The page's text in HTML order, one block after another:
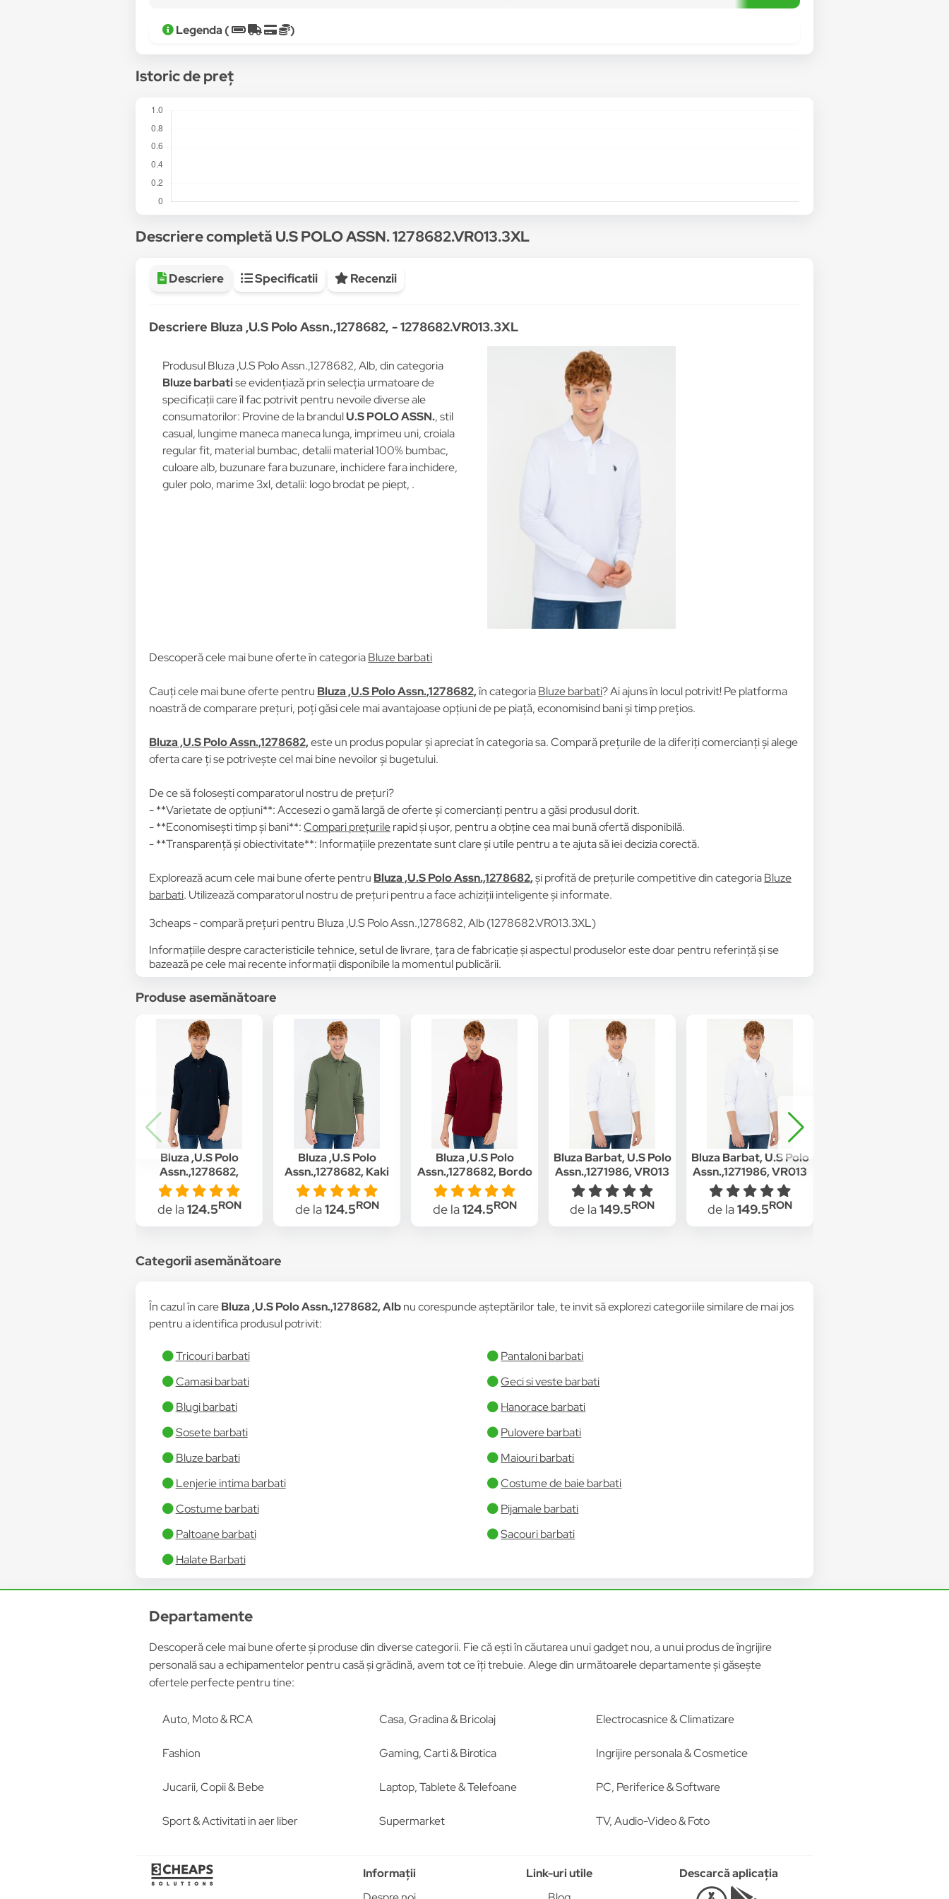
Legenda ( )
Istoric de preț
Descriere completă U.S POLO ASSN. 1278682.VR013.3XL
Descriere Specificatii Recenzii
Descriere Bluza ,U.S Polo Assn.,1278682, - 1278682.VR013.3XL
Produsul Bluza ,U.S Polo Assn.,1278682, Alb, din categoria
Bluze barbatise evidențiază prin selecția urmatoare de
specificații care îl fac potrivit pentru nevoile diverse ale
consumatorilor: Provine de la brandulU.S POLO ASSN., stil
casual, lungime maneca maneca lunga, imprimeu uni, croiala
regular fit, material bumbac, detalii material 100% bumbac,
culoare alb, buzunare fara buzunare, inchidere fara inchidere,
guler polo, marime 3xl, detalii: logo brodat pe piept, .
Descoperă cele mai bune oferte în categoriaBluze barbati
Cauți cele mai bune oferte pentru Bluza ,U.S Polo Assn.,1278682,în categoriaBluze barbati? Ai ajuns în locul potrivit! Pe platforma
noastră de comparare prețuri, poți găsi cele mai avantajoase opțiuni de pe piață, economisind bani și timp prețios.
Bluza ,U.S Polo Assn.,1278682,este un produs popular și apreciat în categoria sa. Compară prețurile de la diferiți comercianți și alege
oferta care ți se potrivește cel mai bine nevoilor și bugetului.
De ce să folosești comparatorul nostru de prețuri?
- **Varietate de opțiuni**: Accesezi o gamă largă de oferte și comercianți pentru a găsi produsul dorit.
- **Economisești timp și bani**:Compari prețurilerapid și ușor, pentru a obține cea mai bună ofertă disponibilă.
- **Transparență și obiectivitate**: Informațiile prezentate sunt clare și utile pentru a te ajuta să iei decizia corectă.
Explorează acum cele mai bune oferte pentru Bluza ,U.S Polo Assn.,1278682,și profită de prețurile competitive din categoriaBluze
barbati. Utilizează comparatorul nostru de prețuri pentru a face achiziții inteligente și informate.
3cheaps - compară prețuri pentru Bluza ,U.S Polo Assn.,1278682, Alb (1278682.VR013.3XL)
Informațiile despre caracteristicile tehnice, setul de livrare, țara de fabricație și aspectul produselor este doar pentru referință și se
bazează pe cele mai recente informații disponibile la momentul publicării.
Produse asemănătoare
Bluza ,U.S Polo
Assn.,1278682,
Bleumarin
de la124.5RON
Bluza ,U.S Polo
Assn.,1278682, Kaki
de la124.5RON
Bluza ,U.S Polo
Assn.,1278682, Bordo
de la124.5RON
Bluza Barbat, U.S Polo
Assn.,1271986, VR013
Alb, M INTL
de la149.5RON
Bluza Barbat, U.S Polo
Assn.,1271986, VR013
Alb, XS INTL
de la149.5RON
Categorii asemănătoare
În cazul în careBluza ,U.S Polo Assn.,1278682, Albnu corespunde așteptărilor tale, te invit să explorezi categoriile similare de mai jos
pentru a identifica produsul potrivit:
Tricouri barbati
Pantaloni barbati
Camasi barbati
Geci si veste barbati
Blugi barbati
Hanorace barbati
Sosete barbati
Pulovere barbati
Bluze barbati
Maiouri barbati
Lenjerie intima barbati
Costume de baie barbati
Costume barbati
Pijamale barbati
Paltoane barbati
Sacouri barbati
Halate Barbati
Departamente
Descoperă cele mai bune oferte și produse din diverse categorii. Fie că ești în căutarea unui gadget nou, a unui produs de îngrijire
personală sau a echipamentelor pentru casă și grădină, avem tot ce îți trebuie. Alege din următoarele departamente și găsește
ofertele perfecte pentru tine:
Auto, Moto & RCA Casa, Gradina & Bricolaj Electrocasnice & Climatizare
Fashion Gaming, Carti & Birotica Ingrijire personala & Cosmetice
Jucarii, Copii & Bebe Laptop, Tablete & Telefoane PC, Periferice & Software
Sport & Activitati in aer liber Supermarket TV, Audio-Video & Foto
Informații
Link-uri utile
Descarcă aplicația